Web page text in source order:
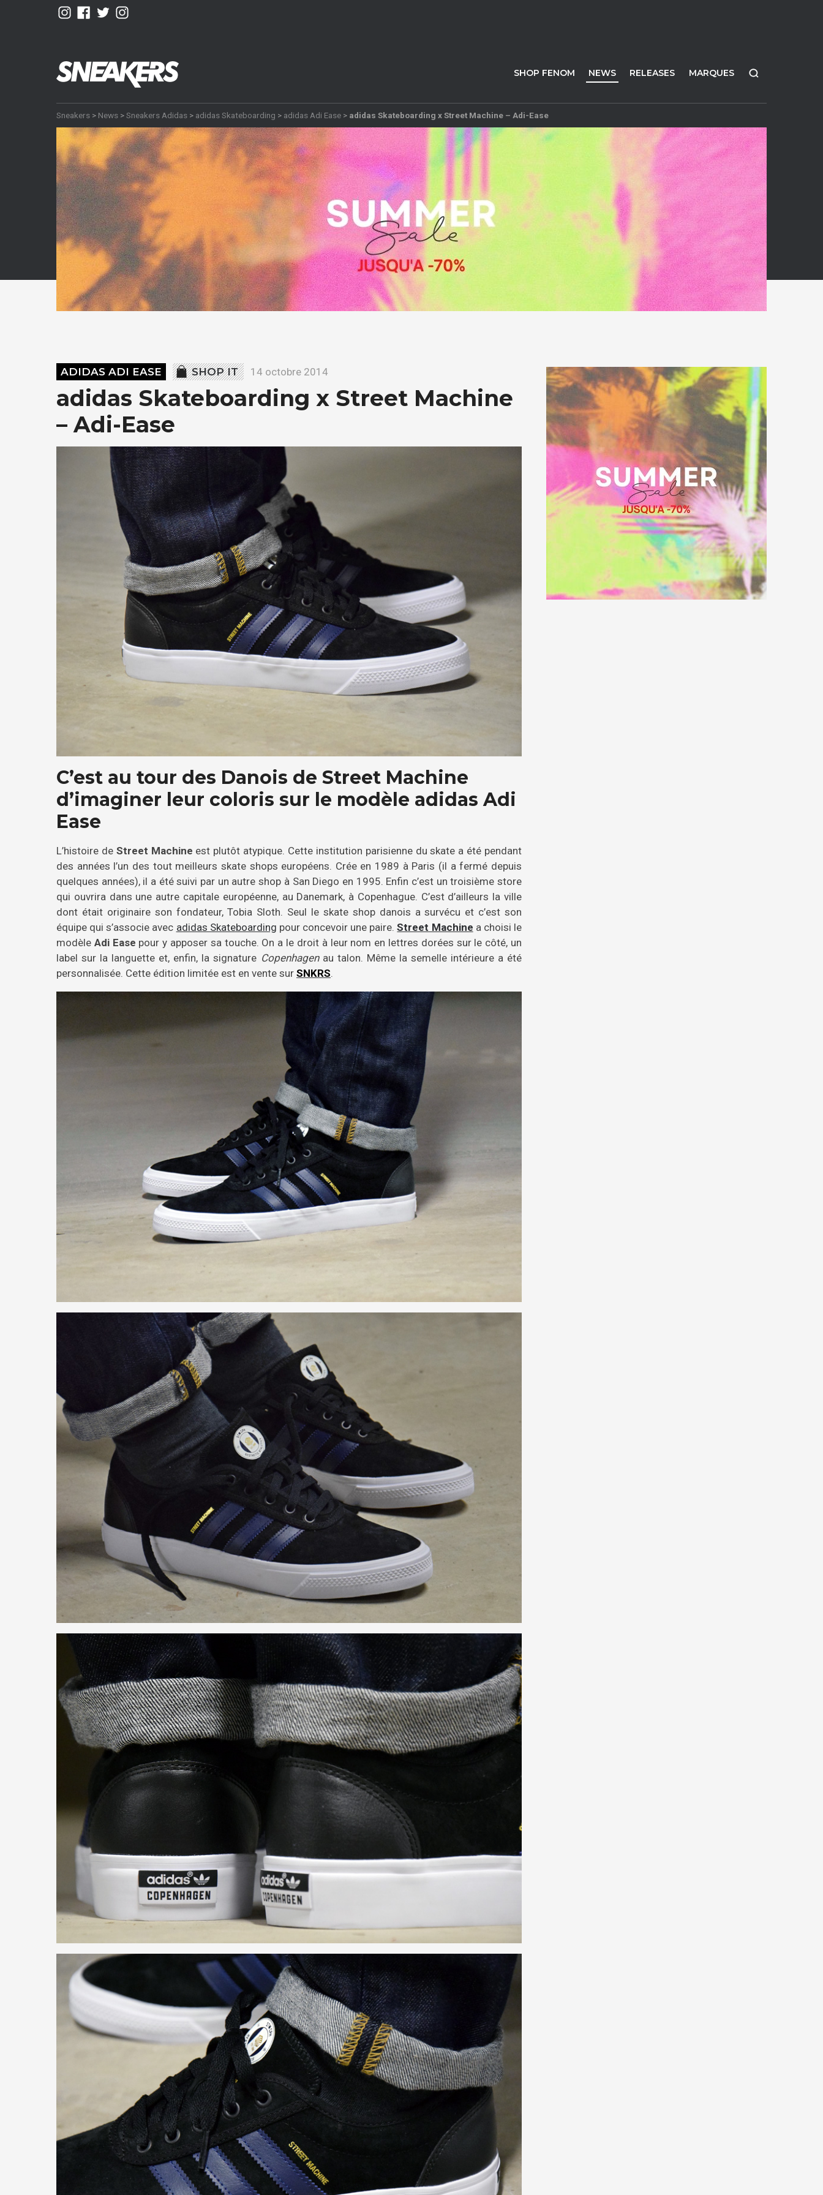
SHOP FENOM NEWS RELEASES MARQUES
Sneakers > News >Sneakers Adidas > adidas Skateboarding > adidas Adi Ease > adidas Skateboarding x Street Machine – Adi-Ease
ADIDAS ADI EASE SHOP IT 14 octobre 2014
adidas Skateboarding x Street Machine
– Adi-Ease
C’est au tour des Danois de Street Machine
d’imaginer leur coloris sur le modèle adidas Adi
Ease
L’histoire de Street Machine est plutôt atypique. Cette institution parisienne du skate a été pendant
des années l’un des tout meilleurs skate shops européens. Crée en 1989 à Paris (il a fermé depuis
quelques années), il a été suivi par un autre shop à San Diego en 1995. Enfin c’est un troisième store
qui ouvrira dans une autre capitale européenne, au Danemark, à Copenhague. C’est d’ailleurs la ville
dont était originaire son fondateur, Tobia Sloth. Seul le skate shop danois a survécu et c’est son
équipe qui s’associe avec adidas Skateboarding pour concevoir une paire.Street Machine a choisi le
modèle Adi Ease pour y apposer sa touche. On a le droit à leur nom en lettres dorées sur le côté, un
label sur la languette et, enfin, la signature Copenhagenau talon. Même la semelle intérieure a été
personnalisée. Cette édition limitée est en vente sur SNKRS.